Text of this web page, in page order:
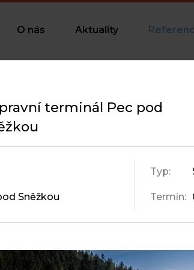
O nás Aktuality
mluvit
terminál Pec pod
Sněžkou
Typ:
Termín: